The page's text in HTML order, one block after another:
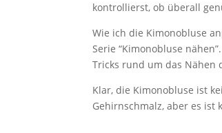
kontrollierst, ob überall
Wie ich die Kimonobluse
Serie “Kimonobluse
Tricks rund um das Nähen
Klar, die Kimonobluse ist
Gehirnschmalz, aber es ist